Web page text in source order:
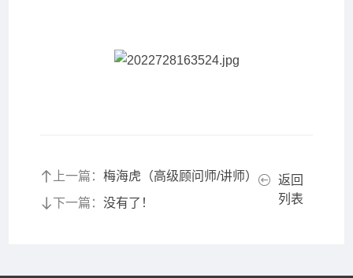
上一篇：梅海虎（高级顾问师/讲师）
下一篇：没有了！
返回
列表